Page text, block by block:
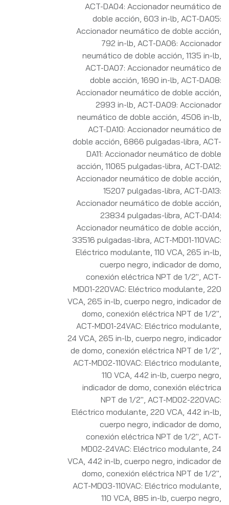
ACT-DA04: Accionador neumático de
doble acción, 603 in-lb ACT-DA05:
Accionador neumático de doble acción,
792 in-lb ACT-DA06: Accionador
neumático de doble acción, 1135 in-lb
ACT-DA07: Accionador neumático de
doble acción, 1690 in-lb ACT-DA08:
Accionador neumático de doble acción,
2993 in-lb ACT-DA09: Accionador
neumático de doble acción, 4506 in-lb
ACT-DA10: Accionador neumático de
doble acción, 6866 pulgadas-libra ACT-
DA11: Accionador neumático de doble
acción, 11065 pulgadas-libra ACT-DA12:
Accionador neumático de doble acción,
15207 pulgadas-libra ACT-DA13:
Accionador neumático de doble acción,
23834 pulgadas-libra ACT-DA14:
Accionador neumático de doble acción,
33516 pulgadas-libra ACT-MD01-110VAC:
Eléctrico modulante, 110 VCA, 265 in-lb,
cuerpo negro, indicador de domo,
conexión eléctrica NPT de 1/2" ACT-
MD01-220VAC: Eléctrico modulante, 220
VCA, 265 in-lb, cuerpo negro, indicador de
domo, conexión eléctrica NPT de 1/2"
ACT-MD01-24VAC: Eléctrico modulante,
24 VCA, 265 in-lb, cuerpo negro, indicador
de domo, conexión eléctrica NPT de 1/2"
ACT-MD02-110VAC: Eléctrico modulante,
110 VCA, 442 in-lb, cuerpo negro,
indicador de domo, conexión eléctrica
NPT de 1/2" ACT-MD02-220VAC:
Eléctrico modulante, 220 VCA, 442 in-lb,
cuerpo negro, indicador de domo,
conexión eléctrica NPT de 1/2" ACT-
MD02-24VAC: Eléctrico modulante, 24
VCA, 442 in-lb, cuerpo negro, indicador de
domo, conexión eléctrica NPT de 1/2"
ACT-MD03-110VAC: Eléctrico modulante,
110 VCA, 885 in-lb, cuerpo negro,